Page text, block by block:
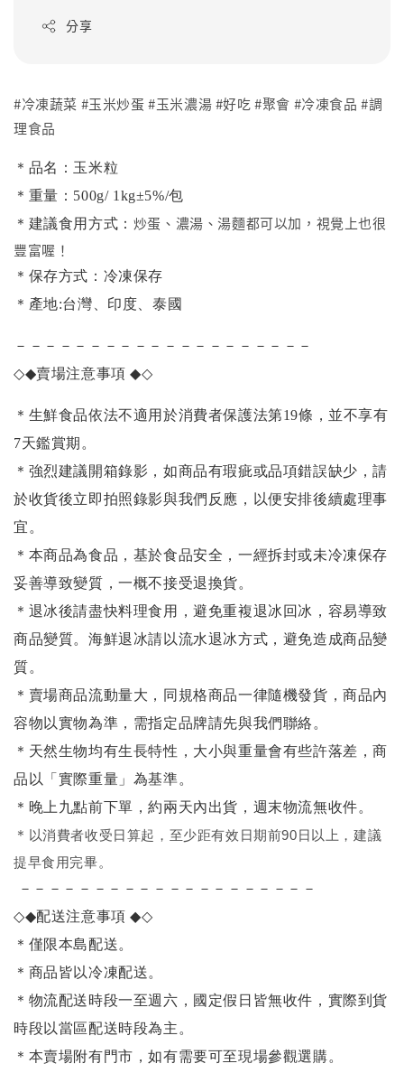
分享
#冷凍蔬菜 #玉米炒蛋 #玉米濃湯 #好吃 #聚會 #冷凍食品 #調
理食品
＊品名：玉米粒
＊重量：500g/ 1kg±5%/包
＊建議食用方式： 炒蛋、濃湯、湯麵都可以加，視覺上也很
豐富喔！
＊保存方式：冷凍保存
＊產地:台灣、印度、泰國
－－－－－－－－－－－－－－－－－－－－
◇◆賣場注意事項◆◇
＊生鮮食品依法不適用於消費者保護法第19條，並不享有
7天鑑賞期。
＊強烈建議開箱錄影，如商品有瑕疵或品項錯誤缺少，請
於收貨後立即拍照錄影與我們反應，以便安排後續處理事
宜。
＊本商品為食品，基於食品安全，一經拆封或未冷凍保存
妥善導致變質，一概不接受退換貨。
＊退冰後請盡快料理食用，避免重複退冰回冰，容易導致
商品變質。海鮮退冰請以流水退冰方式，避免造成商品變
質。
＊賣場商品流動量大，同規格商品一律隨機發貨，商品內
容物以實物為準，需指定品牌請先與我們聯絡。
＊天然生物均有生長特性，大小與重量會有些許落差，商
品以「實際重量」為基準。
＊晚上九點前下單，約兩天內出貨，週末物流無收件。
＊ 以消費者收受日算起，至少距有效日期前90日以上，建議
提早食用完畢。
－－－－－－－－－－－－－－－－－－－－
◇◆配送注意事項◆◇
＊僅限本島配送。
＊商品皆以冷凍配送。
＊物流配送時段一至週六，國定假日皆無收件，實際到貨
時段以當區配送時段為主。
＊本賣場附有門市，如有需要可至現場參觀選購。